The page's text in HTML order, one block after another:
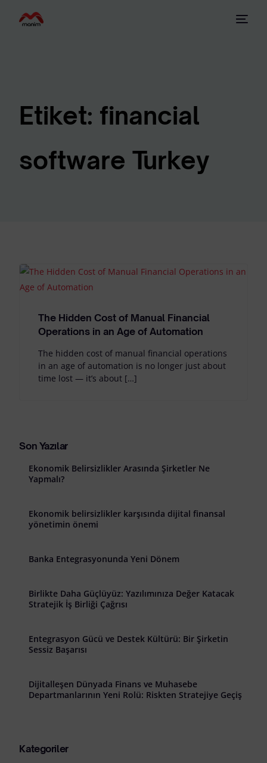
Etiket: financial
software Turkey
The Hidden Cost of Manual Financial
Operations in an Age of Automation
The hidden cost of manual financial operations
in an age of automation is no longer just about
time lost — it’s about […]
Son Yazılar
Ekonomik Belirsizlikler Arasında Şirketler Ne
Yapmalı?
Ekonomik belirsizlikler karşısında dijital finansal
yönetimin önemi
Banka Entegrasyonunda Yeni Dönem
Birlikte Daha Güçlüyüz: Yazılımınıza Değer Katacak
Stratejik İş Birliği Çağrısı
Entegrasyon Gücü ve Destek Kültürü: Bir Şirketin
Sessiz Başarısı
Dijitalleşen Dünyada Finans ve Muhasebe
Departmanlarının Yeni Rolü: Riskten Stratejiye Geçiş
Kategoriler